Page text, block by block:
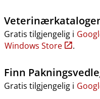
Gratis tilgjengelig i
Windows Store
.
Finn
Gratis tilgjengelig i